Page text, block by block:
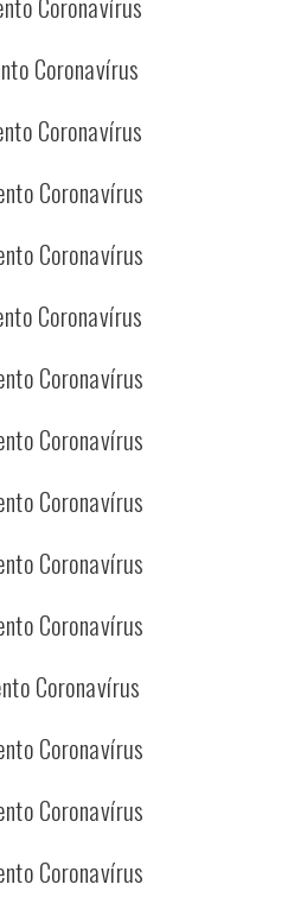
Coronavírus
Coronavírus
Coronavírus
Coronavírus
Coronavírus
Coronavírus
Coronavírus
Coronavírus
Coronavírus
Coronavírus
Coronavírus
Coronavírus
Coronavírus
Coronavírus